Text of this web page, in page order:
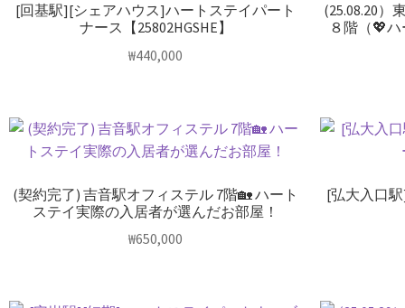
[回基駅][シェアハウス]ハートステイパート
ナース【25802HGSHE】
₩440,000
(25.08.20）
８階（💖
(契約完了) 吉音駅オフィステル 7階🏡 ハート
ステイ実際の入居者が選んだお部屋！
₩650,000
[弘大入口